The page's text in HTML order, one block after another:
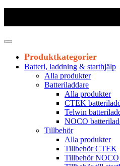
Produktkategorier
Batteri, laddning & starthjälp
Alla produkter
Batteriladdare
Alla produkter
CTEK
Telwin
NOCO
Tillbehör
Alla produkter
Tillbehör CTEK
Tillbehör NOCO